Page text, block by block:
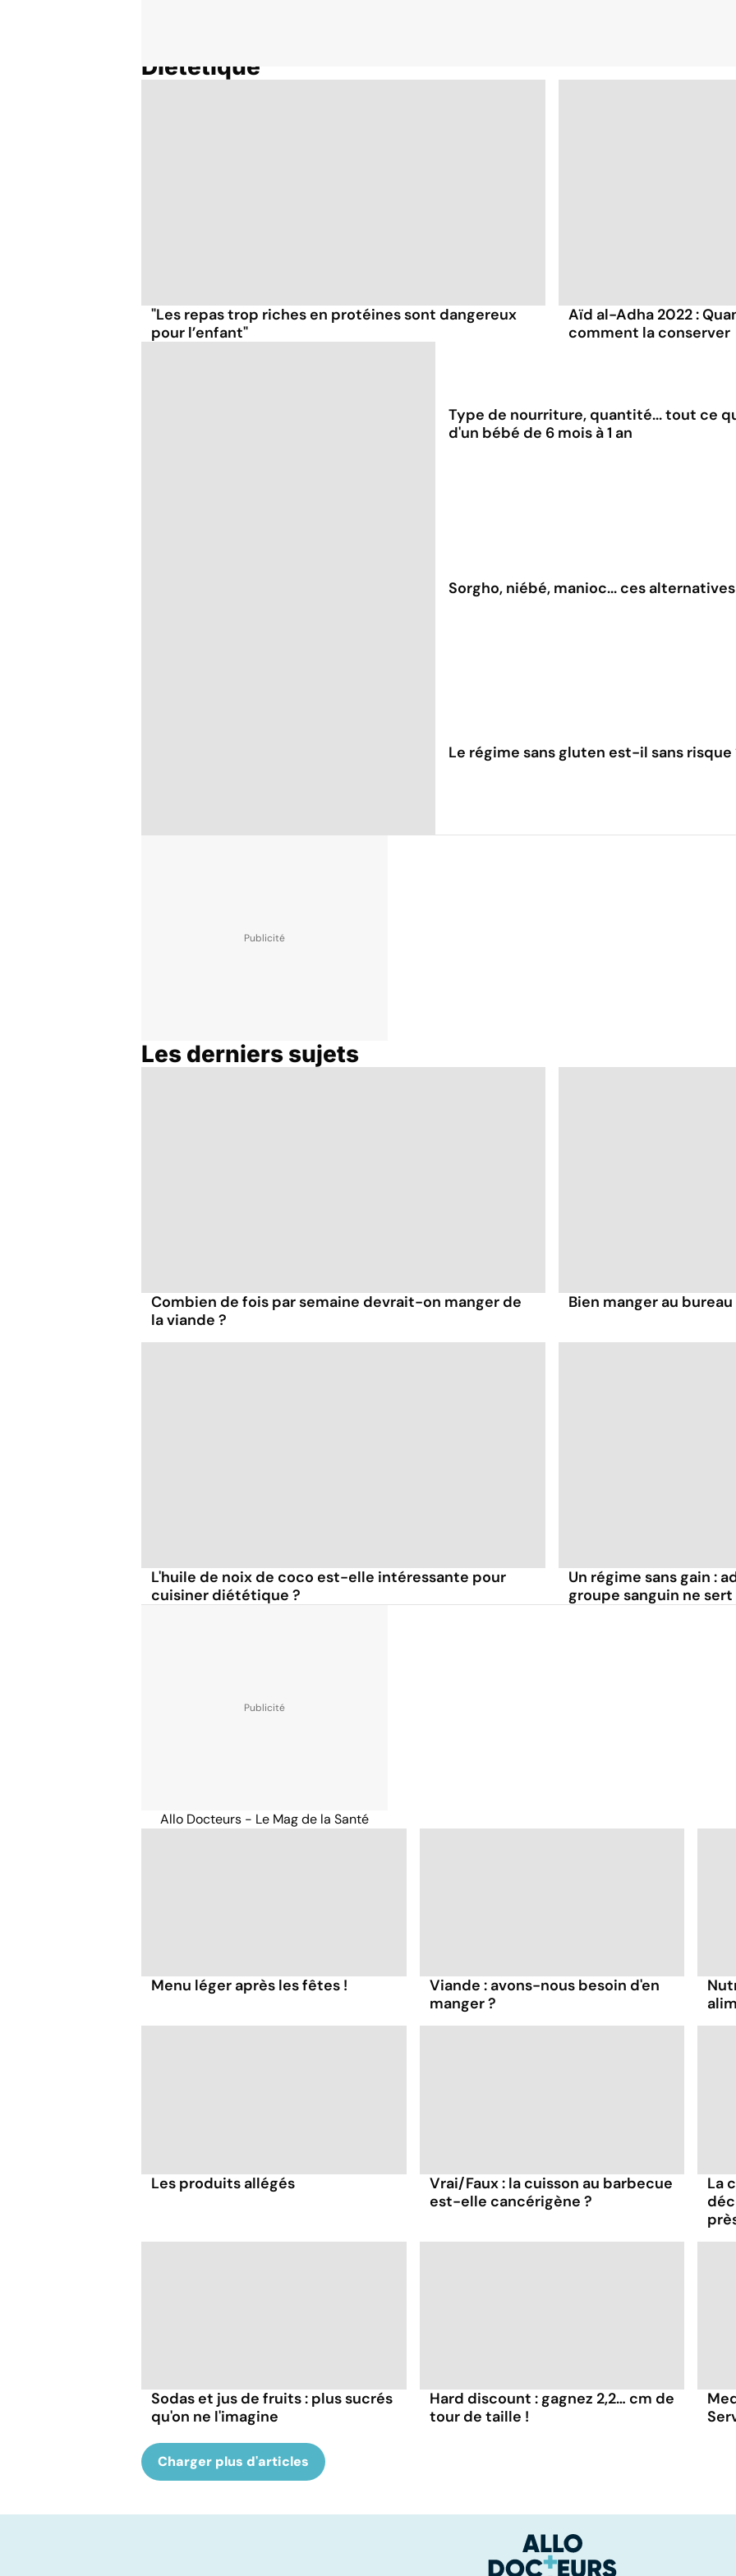
Diététique
"Les repas trop riches en protéines sont dangereux
pour l’enfant"
Aïd al-Adha 2022 :
comment la conserver
Type de nourriture, quantité... tout ce
d'un bébé de 6 mois à 1 an
Sorgho, niébé, manioc... ces
Le régime sans gluten est-il sans risque
Les derniers sujets
Combien de fois par semaine devrait-on manger de
la viande ?
Bien manger au bureau
L'huile de noix de coco est-elle intéressante pour
cuisiner diététique ?
Un régime sans gain :
groupe sanguin ne sert
Allo Docteurs - Le Mag de la Santé
Menu léger après les fêtes !
Viande : avons-nous besoin d'en
manger ?
Les produits allégés
Vrai/Faux : la cuisson au barbecue
est-elle cancérigène ?
La
Sodas et jus de fruits : plus sucrés
qu'on ne l'imagine
Hard discount : gagnez 2,2… cm de
tour de taille !
Charger plus d'articles